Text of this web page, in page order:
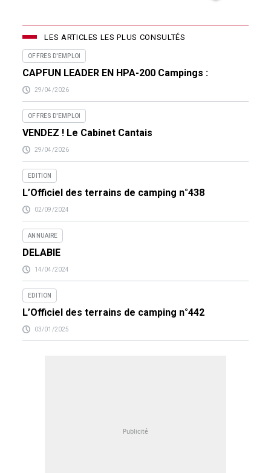
LES ARTICLES LES PLUS CONSULTÉS
OFFRES D'EMPLOI
CAPFUN LEADER EN HPA-200 Campings :
29/04/2026
OFFRES D'EMPLOI
VENDEZ ! Le Cabinet Cantais
29/04/2026
EDITION
L’Officiel des terrains de camping n°438
02/09/2024
ANNUAIRE
DELABIE
14/04/2024
EDITION
L’Officiel des terrains de camping n°442
03/01/2025